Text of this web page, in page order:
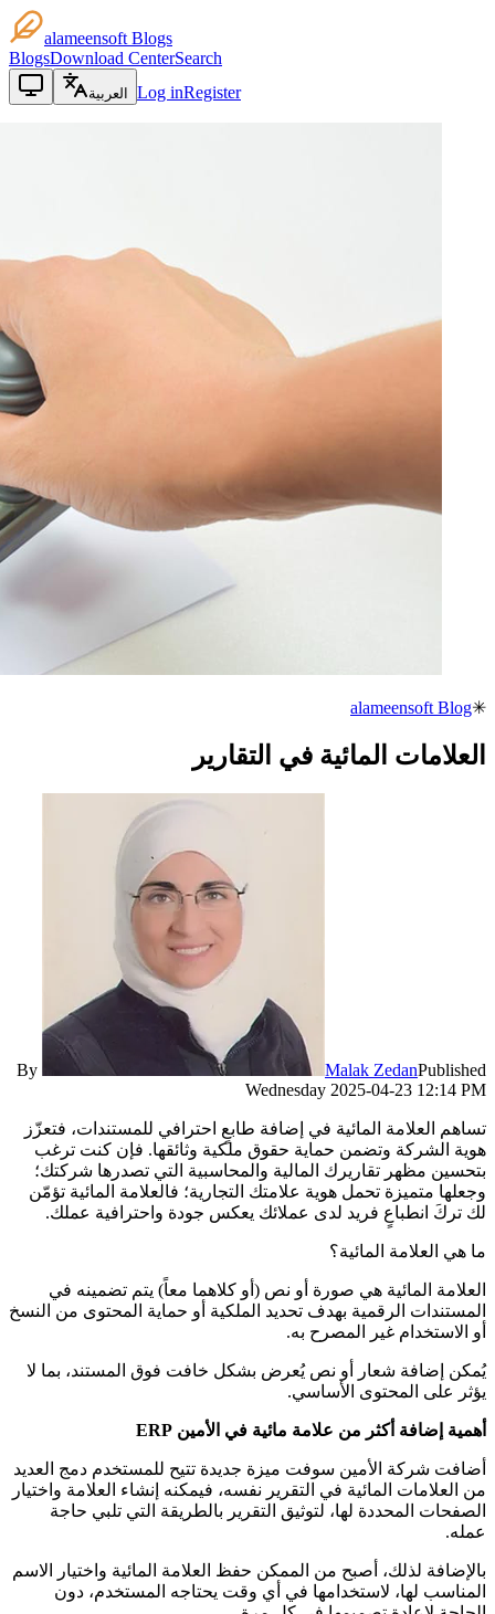
alameensoft Blogs
BlogsDownload CenterSearch
العربية Log inRegister
✳
alameensoft Blog
العلامات المائية في التقارير
By Malak ZedanPublished
Wednesday 2025-04-23 12:14 PM
تساهم العلامة المائية في إضافة طابعٍ احترافي للمستندات، فتعزّز
هوية الشركة وتضمن حماية حقوق ملكية وثائقها. فإن كنت ترغب
بتحسين مظهر تقاريرك المالية والمحاسبية التي تصدرها شركتك؛
وجعلها متميزة تحمل هوية علامتك التجارية؛ فالعلامة المائية تؤمّن
لك تركَ انطباعٍ فريد لدى عملائك يعكس جودة واحترافية عملك.
ما هي العلامة المائية؟
العلامة المائية هي صورة أو نص (أو كلاهما معاً) يتم تضمينه في
المستندات الرقمية بهدف تحديد الملكية أو حماية المحتوى من النسخ
أو الاستخدام غير المصرح به.
يُمكن إضافة شعار أو نص يُعرض بشكل خافت فوق المستند، بما لا
يؤثر على المحتوى الأساسي.
أهمية إضافة أكثر من علامة مائية في الأمين ERP
أضافت شركة الأمين سوفت ميزة جديدة تتيح للمستخدم دمج العديد
من العلامات المائية في التقرير نفسه، فيمكنه إنشاء العلامة واختيار
الصفحات المحددة لها، لتوثيق التقرير بالطريقة التي تلبي حاجة
عمله.
بالإضافة لذلك، أصبح من الممكن حفظ العلامة المائية واختيار الاسم
المناسب لها، لاستخدامها في أي وقت يحتاجه المستخدم، دون